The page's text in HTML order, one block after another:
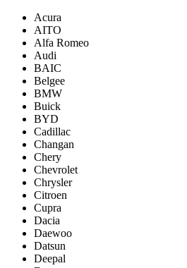
Acura
AITO
Alfa Romeo
Audi
BAIC
Belgee
BMW
Buick
BYD
Cadillac
Changan
Chery
Chevrolet
Chrysler
Citroen
Cupra
Dacia
Daewoo
Datsun
Deepal